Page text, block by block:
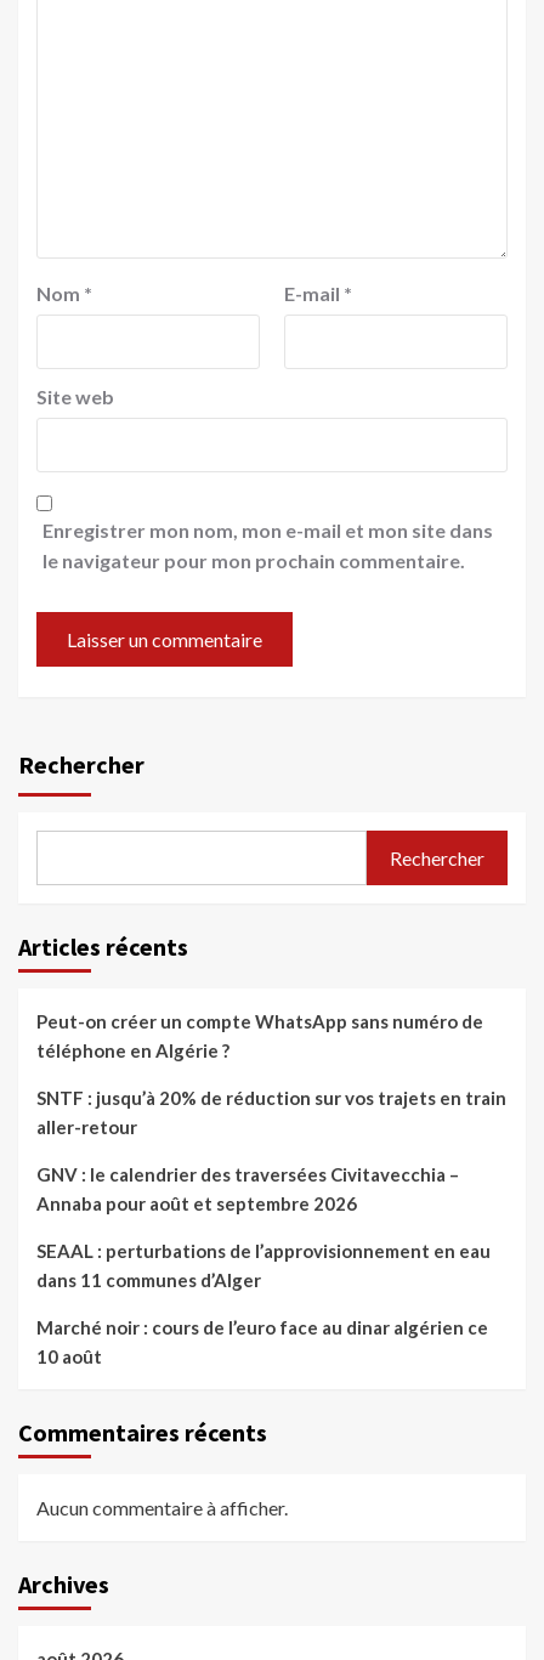
Nom * E-mail *
Site web
Enregistrer mon nom, mon e-mail et mon site dans
le navigateur pour mon prochain commentaire.
Rechercher
Rechercher
Articles récents
Peut-on créer un compte WhatsApp sans numéro de
téléphone en Algérie ?
SNTF : jusqu’à 20% de réduction sur vos trajets en train
aller-retour
GNV : le calendrier des traversées Civitavecchia –
Annaba pour août et septembre 2026
SEAAL : perturbations de l’approvisionnement en eau
dans 11 communes d’Alger
Marché noir : cours de l’euro face au dinar algérien ce
10 août
Commentaires récents
Aucun commentaire à afficher.
Archives